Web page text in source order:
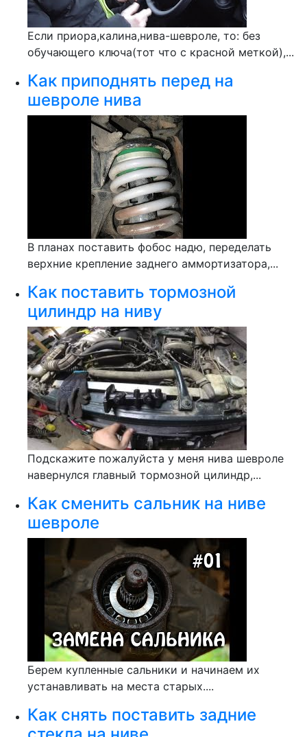
Если приора,калина,нива-шевроле, то: без
обучающего ключа(тот что с красной меткой),...
Как приподнять перед на
шевроле нива
В планах поставить фобос надю, переделать
верхние крепление заднего аммортизатора,...
Как поставить тормозной
цилиндр на ниву
Подскажите пожалуйста у меня нива шевроле
навернулся главный тормозной цилиндр,...
Как сменить сальник на ниве
шевроле
Берем купленные сальники и начинаем их
устанавливать на места старых....
Как снять поставить задние